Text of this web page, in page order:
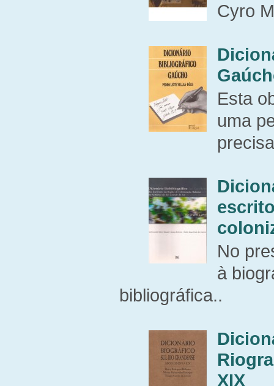
Cyro
Esta
uma
No
à
bibliográfica..
XIX